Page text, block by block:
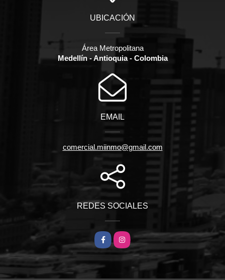
UBICACIÓN
Área Metropolitana
Medellín - Antioquia - Colombia
EMAIL
comercial.miinmo@gmail.com
REDES SOCIALES
FacebookInstagram